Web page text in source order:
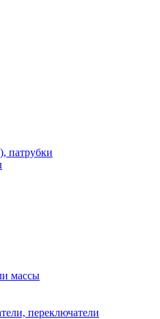
патрубки
массы
переключатели